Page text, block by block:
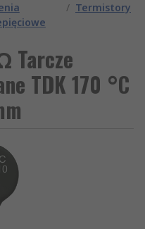
/ Termistory
Tarcze
TDK 170 °C